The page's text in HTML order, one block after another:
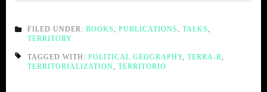
FILED UNDER: BOOKS, PUBLICATIONS, TALKS,
TERRITORY
TAGGED WITH: POLITICAL GEOGRAPHY, TERRA-R,
TERRITORIALIZATION, TERRITORIO